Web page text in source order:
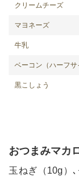
クリームチーズ
マヨネーズ
牛乳
ベーコン（ハーフサ
黒こしょう
おつまみマカ
玉ねぎ（10g）